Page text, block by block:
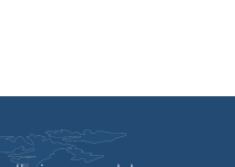
maʼlumot
hisoblanib oʻzida